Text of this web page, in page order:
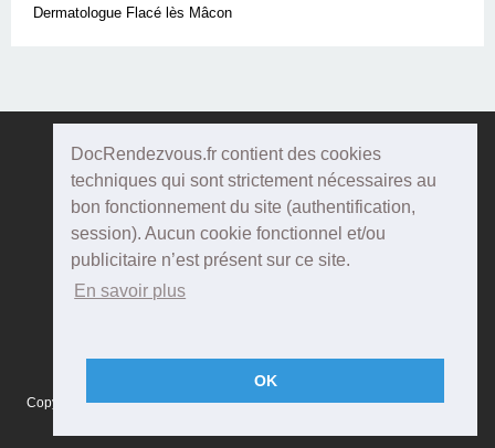
DocRendezvous.fr contient des cookies
techniques qui sont strictement nécessaires au
bon fonctionnement du site (authentification,
session). Aucun cookie fonctionnel et/ou
publicitaire n’est présent sur ce site.
En savoir plus
OK
Dermatologue Flacé lès Mâcon
DocRendezvous
Qui sommes-nous ?
Conditions Générales d'utilisation
Copyright © 2015 DOCRENDEZVOUS, tous droits réservés - CFTS 44 rue